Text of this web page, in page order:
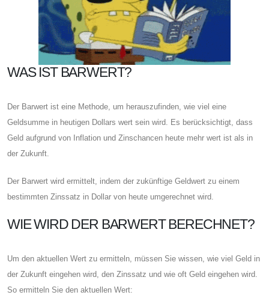
WAS IST BARWERT?
Der Barwert ist eine Methode, um herauszufinden, wie viel eine
Geldsumme in heutigen Dollars wert sein wird. Es berücksichtigt, dass
Geld aufgrund von Inflation und Zinschancen heute mehr wert ist als in
der Zukunft.
Der Barwert wird ermittelt, indem der zukünftige Geldwert zu einem
bestimmten Zinssatz in Dollar von heute umgerechnet wird.
WIE WIRD DER BARWERT BERECHNET?
Um den aktuellen Wert zu ermitteln, müssen Sie wissen, wie viel Geld in
der Zukunft eingehen wird, den Zinssatz und wie oft Geld eingehen wird.
So ermitteln Sie den aktuellen Wert: